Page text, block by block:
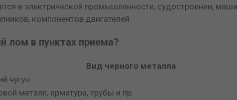
в электрической промышленности, судостроении,
компонентов двигателей.
лом в пунктах приема?
Вид черного металла
чугун
металл, арматура, трубы и пр.